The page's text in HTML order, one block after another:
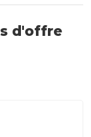
d'offre